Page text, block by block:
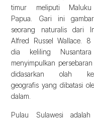
timur meliputi
Papua. Gari ini
seorang naturalis dari
Alfred Russel Wallace. 8
dia keliling
menyimpulkan
didasarkan olah
geografis yang dibatasi
dalam.
Pulau Sulawesi